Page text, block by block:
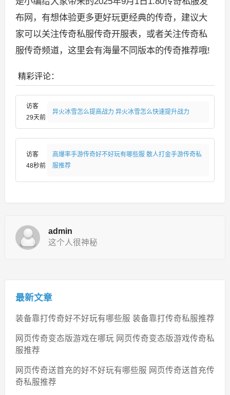
布网，有想体验更多更好玩更经典的传奇，建议大
家可以关注传奇私服传奇开服表，或者关注传奇私
服传奇频道，这里会有海量不同版本的传奇推荐哦!
精彩评论：
访客
29天前
异火冰雪怎么提高战力 异火冰雪怎么快速提升战力
访客
48秒前
高爆率手游传奇好不好玩有哪些服 散人打金手游传奇私
服推荐
admin
这个人很神秘
最新文章
装备靠打传奇好不好玩有哪些服 装备靠打传奇私服推荐
网页传奇变态版游戏在哪玩 网页传奇变态版游戏传奇私
服推荐
网页传奇送首充的好不好玩有哪些服 网页传奇送首充传
奇私服推荐